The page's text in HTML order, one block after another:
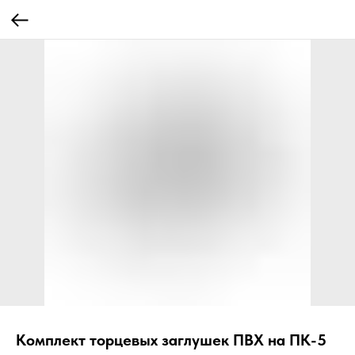
Комплект торцевых заглушек ПВХ на ПК-5